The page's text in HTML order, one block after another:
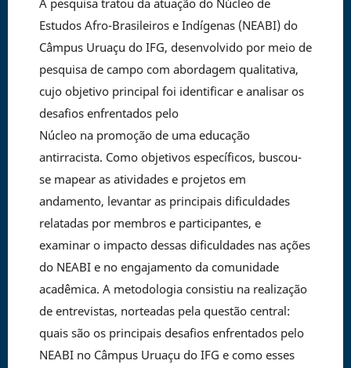
A pesquisa tratou da atuação do Núcleo de
Estudos Afro-Brasileiros e Indígenas (NEABI) do
Câmpus Uruaçu do IFG, desenvolvido por meio de
pesquisa de campo com abordagem qualitativa,
cujo objetivo principal foi identificar e analisar os
desafios enfrentados pelo
Núcleo na promoção de uma educação
antirracista. Como objetivos específicos, buscou-
se mapear as atividades e projetos em
andamento, levantar as principais dificuldades
relatadas por membros e participantes, e
examinar o impacto dessas dificuldades nas ações
do NEABI e no engajamento da comunidade
acadêmica. A metodologia consistiu na realização
de entrevistas, norteadas pela questão central:
quais são os principais desafios enfrentados pelo
NEABI no Câmpus Uruaçu do IFG e como esses